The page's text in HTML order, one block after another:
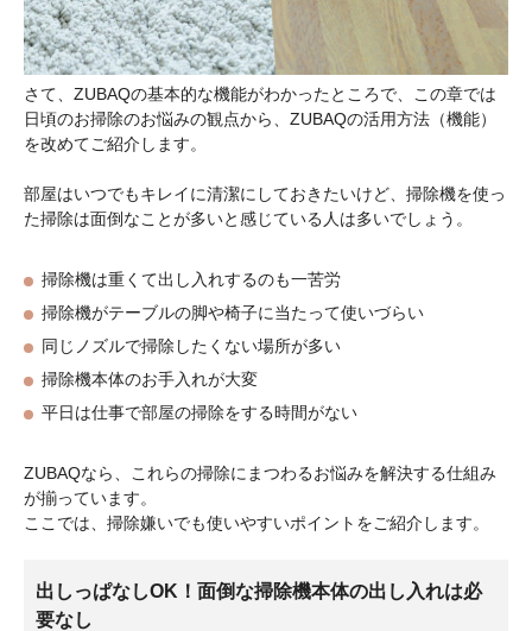
さて、ZUBAQの基本的な機能がわかったところで、この章では
日頃のお掃除のお悩みの観点から、ZUBAQの活用方法（機能）
を改めてご紹介します。
部屋はいつでもキレイに清潔にしておきたいけど、掃除機を使っ
た掃除は面倒なことが多いと感じている人は多いでしょう。
掃除機は重くて出し入れするのも一苦労
掃除機がテーブルの脚や椅子に当たって使いづらい
同じノズルで掃除したくない場所が多い
掃除機本体のお手入れが大変
平日は仕事で部屋の掃除をする時間がない
ZUBAQなら、これらの掃除にまつわるお悩みを解決する仕組み
が揃っています。
ここでは、掃除嫌いでも使いやすいポイントをご紹介します。
出しっぱなしOK！面倒な掃除機本体の出し入れは必
要なし